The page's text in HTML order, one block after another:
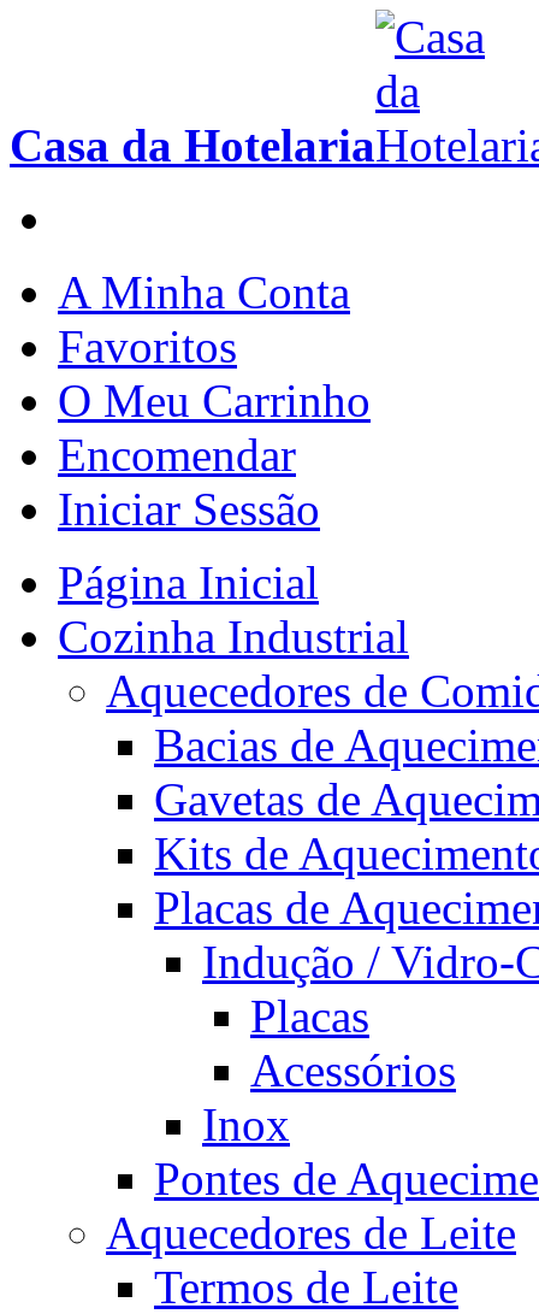
Casa da Hotelaria
A Minha Conta
Favoritos
O Meu Carrinho
Encomendar
Iniciar Sessão
Página Inicial
Cozinha Industrial
Aquecedores de
Bacias de
Gavetas de
Kits de
Placas de
Indução / Vidro-
Placas
Acessórios
Inox
Pontes de
Aquecedores de Leite
Termos de Leite